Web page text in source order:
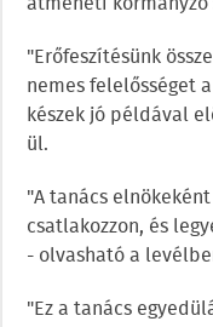
"Erőfeszítésünk
nemes felelősséget
készek jó példával
ül.
"A tanács
csatlakozzon, és
- olvasható a
"Ez a tanács